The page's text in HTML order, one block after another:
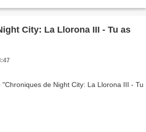
City: La Llorona III - Tu as